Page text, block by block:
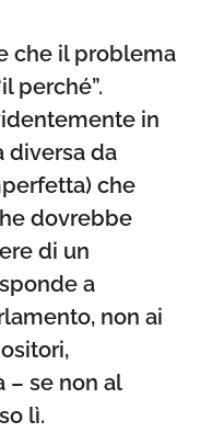
che il problema
perché”.
in
diversa da
che
dovrebbe
di un
a
non ai
– se non al
lì.